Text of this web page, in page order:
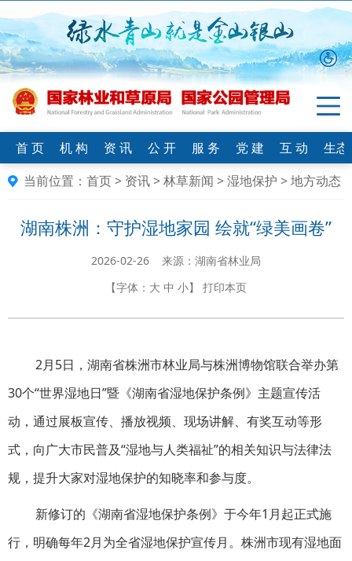
首 页 机 构 资 讯 公 开 服 务 党 建 互 动
生
当前位置： 首页> 资讯>林草新闻 >湿地保护 >地方动态
湖南株洲：守护湿地家园 绘就“绿美画卷”
2026-02-26 来源：湖南省林业局
【字体： 大 中 小】 打印本页
2月5日，湖南省株洲市林业局与株洲博物馆联合举办第
30个“世界湿地日”暨《湖南省湿地保护条例》主题宣传活
动，通过展板宣传、播放视频、现场讲解、有奖互动等形
式，向广大市民普及“湿地与人类福祉”的相关知识与法律法
规，提升大家对湿地保护的知晓率和参与度。
新修订的《湖南省湿地保护条例》于今年1月起正式施
行，明确每年2月为全省湿地保护宣传月。株洲市现有湿地面